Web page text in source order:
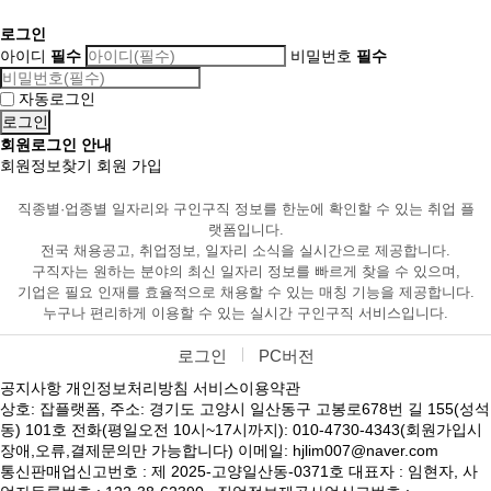
로그인
아이디 필수 비밀번호 필수
자동로그인
회원로그인 안내
회원정보찾기 회원 가입
직종별·업종별 일자리와 구인구직 정보를 한눈에 확인할 수 있는 취업 플
랫폼입니다.
전국 채용공고, 취업정보, 일자리 소식을 실시간으로 제공합니다.
구직자는 원하는 분야의 최신 일자리 정보를 빠르게 찾을 수 있으며,
기업은 필요 인재를 효율적으로 채용할 수 있는 매칭 기능을 제공합니다.
누구나 편리하게 이용할 수 있는 실시간 구인구직 서비스입니다.
로그인 PC버전
공지사항 개인정보처리방침 서비스이용약관
상호: 잡플랫폼, 주소: 경기도 고양시 일산동구 고봉로678번 길 155(성석
동) 101호 전화(평일오전 10시~17시까지): 010-4730-4343(회원가입시
장애,오류,결제문의만 가능합니다) 이메일: hjlim007@naver.com
통신판매업신고번호 : 제 2025-고양일산동-0371호 대표자 : 임현자, 사